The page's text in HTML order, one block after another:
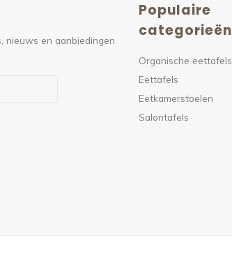
nieuws en aanbiedingen
Populaire
categorieën
Organische eettafels
Eettafels
Eetkamerstoelen
Salontafels